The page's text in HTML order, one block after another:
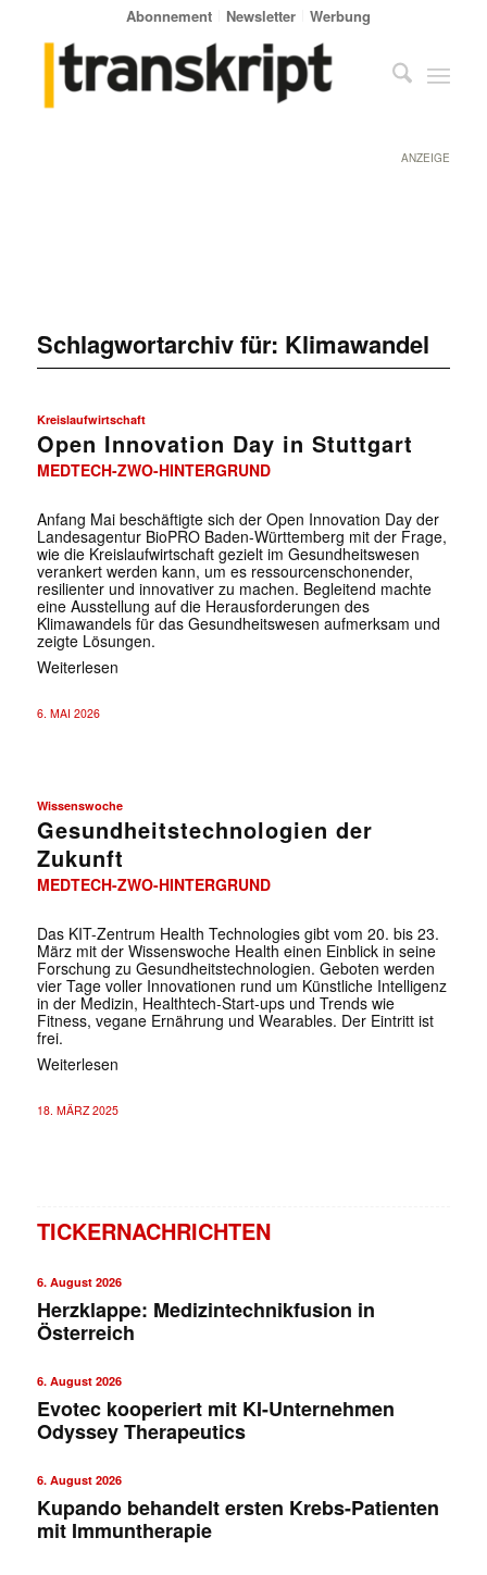
Abonnement Newsletter Werbung
ANZEIGE
Schlagwortarchiv für: Klimawandel
Kreislaufwirtschaft
Open Innovation Day in Stuttgart
MEDTECH-ZWO-HINTERGRUND
Anfang Mai beschäftigte sich der Open Innovation Day der
Landesagentur BioPRO Baden-Württemberg mit der Frage,
wie die Kreislaufwirtschaft gezielt im Gesundheitswesen
verankert werden kann, um es ressourcenschonender,
resilienter und innovativer zu machen. Begleitend machte
eine Ausstellung auf die Herausforderungen des
Klimawandels für das Gesundheitswesen aufmerksam und
zeigte Lösungen.
Weiterlesen
6. MAI 2026
Wissenswoche
Gesundheitstechnologien der
Zukunft
MEDTECH-ZWO-HINTERGRUND
Das KIT-Zentrum Health Technologies gibt vom 20. bis 23.
März mit der Wissenswoche Health einen Einblick in seine
Forschung zu Gesundheitstechnologien. Geboten werden
vier Tage voller Innovationen rund um Künstliche Intelligenz
in der Medizin, Healthtech-Start-ups und Trends wie
Fitness, vegane Ernährung und Wearables. Der Eintritt ist
frei.
Weiterlesen
18. MÄRZ 2025
TICKERNACHRICHTEN
6. August 2026
Herzklappe: Medizintechnikfusion in
Österreich
6. August 2026
Evotec kooperiert mit KI-Unternehmen
Odyssey Therapeutics
6. August 2026
Kupando behandelt ersten Krebs-Patienten
mit Immuntherapie